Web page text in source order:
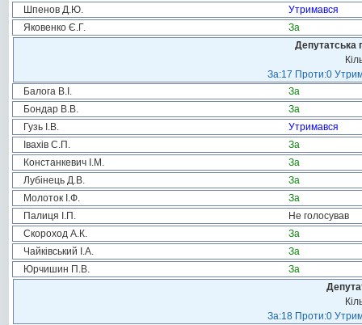
Шпенов Д.Ю.
Утримався
Яковенко Є.Г.
За
Депутатська
За:17 Проти:0
Балога В.І.
За
Бондар В.В.
За
Гузь І.В.
Утримався
Івахів С.П.
За
Констанкевич І.М.
За
Лубінець Д.В.
За
Молоток І.Ф.
За
Палиця І.П.
Не голосував
Скороход А.К.
За
Чайківський І.А.
За
Юрчишин П.В.
За
За:18 Проти:0